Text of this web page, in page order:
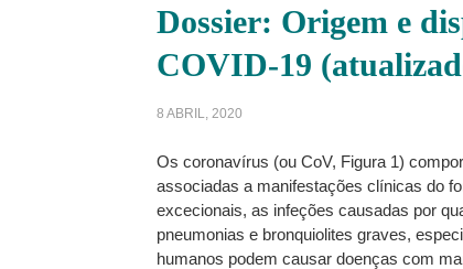
Dossier: Origem e
COVID-19
8 ABRIL, 2020
Os coronavírus (ou CoV, Figura 1)
associadas a manifestações clínicas do
excecionais, as infeções causadas por
pneumonias e bronquiolites graves,
humanos podem causar doenças com